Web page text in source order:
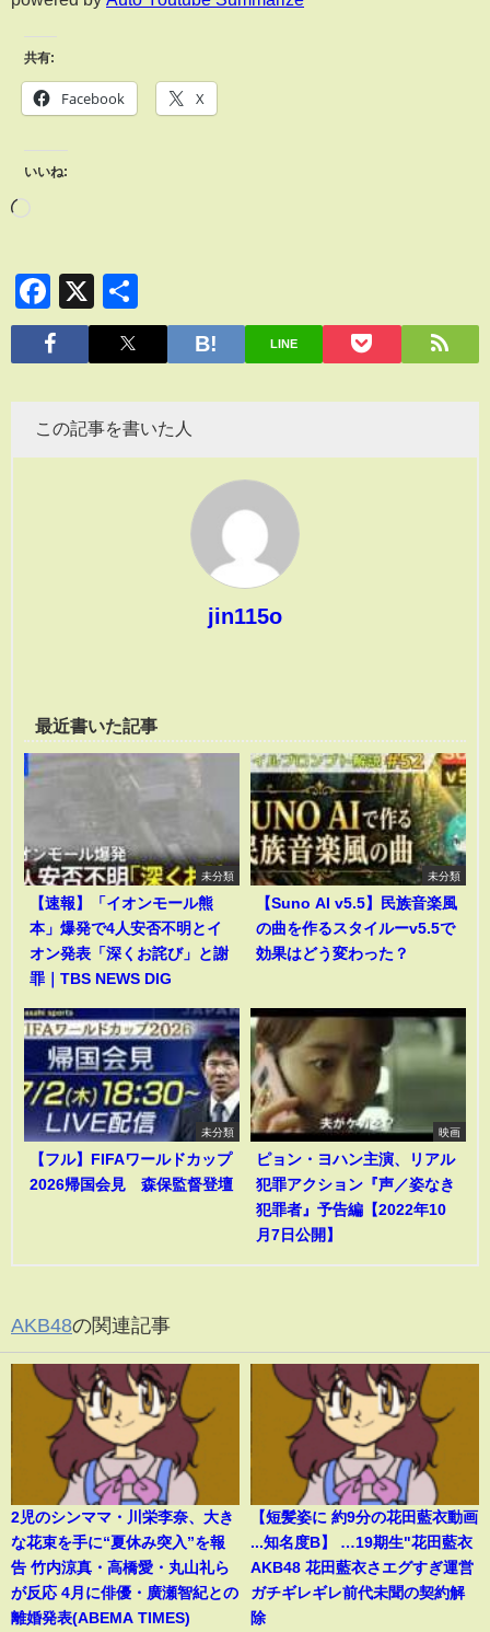
共有:
Facebook X
いいね:
Facebook
X
有
LINE
この記事を書いた人
jin115o
最近書いた記事
未分類
【速報】「イオンモール熊
本」爆発で4人安否不明とイ
オン発表「深くお詫び」と謝
罪｜TBS NEWS DIG
未分類
【Suno AI v5.5】民族音楽風
の曲を作るスタイルーv5.5で
効果はどう変わった？
未分類
【フル】FIFAワールドカップ
2026帰国会見 森保監督登壇
映画
ピョン・ヨハン主演、リアル
犯罪アクション『声／姿なき
犯罪者』予告編【2022年10
月7日公開】
AKB48の関連記事
2児のシンママ・川栄李奈、大き
な花束を手に“夏休み突入”を報
告 竹内涼真・高橋愛・丸山礼ら
が反応 4月に俳優・廣瀬智紀との
離婚発表(ABEMA TIMES)
【短髪姿に 約9分の花田藍衣動画
...知名度B】 …19期生"花田藍衣
AKB48 花田藍衣さエグすぎ運営
ガチギレギレ前代未聞の契約解
除